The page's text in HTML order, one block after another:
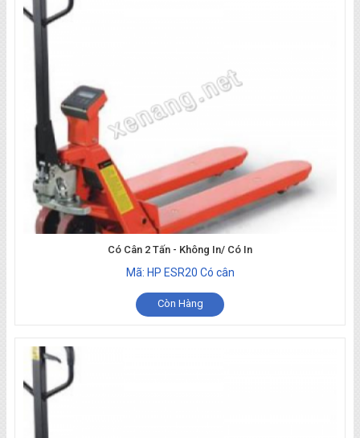
Có Cân 2 Tấn - Không In/ Có In
Mã: HP ESR20 Có cân
Còn Hàng